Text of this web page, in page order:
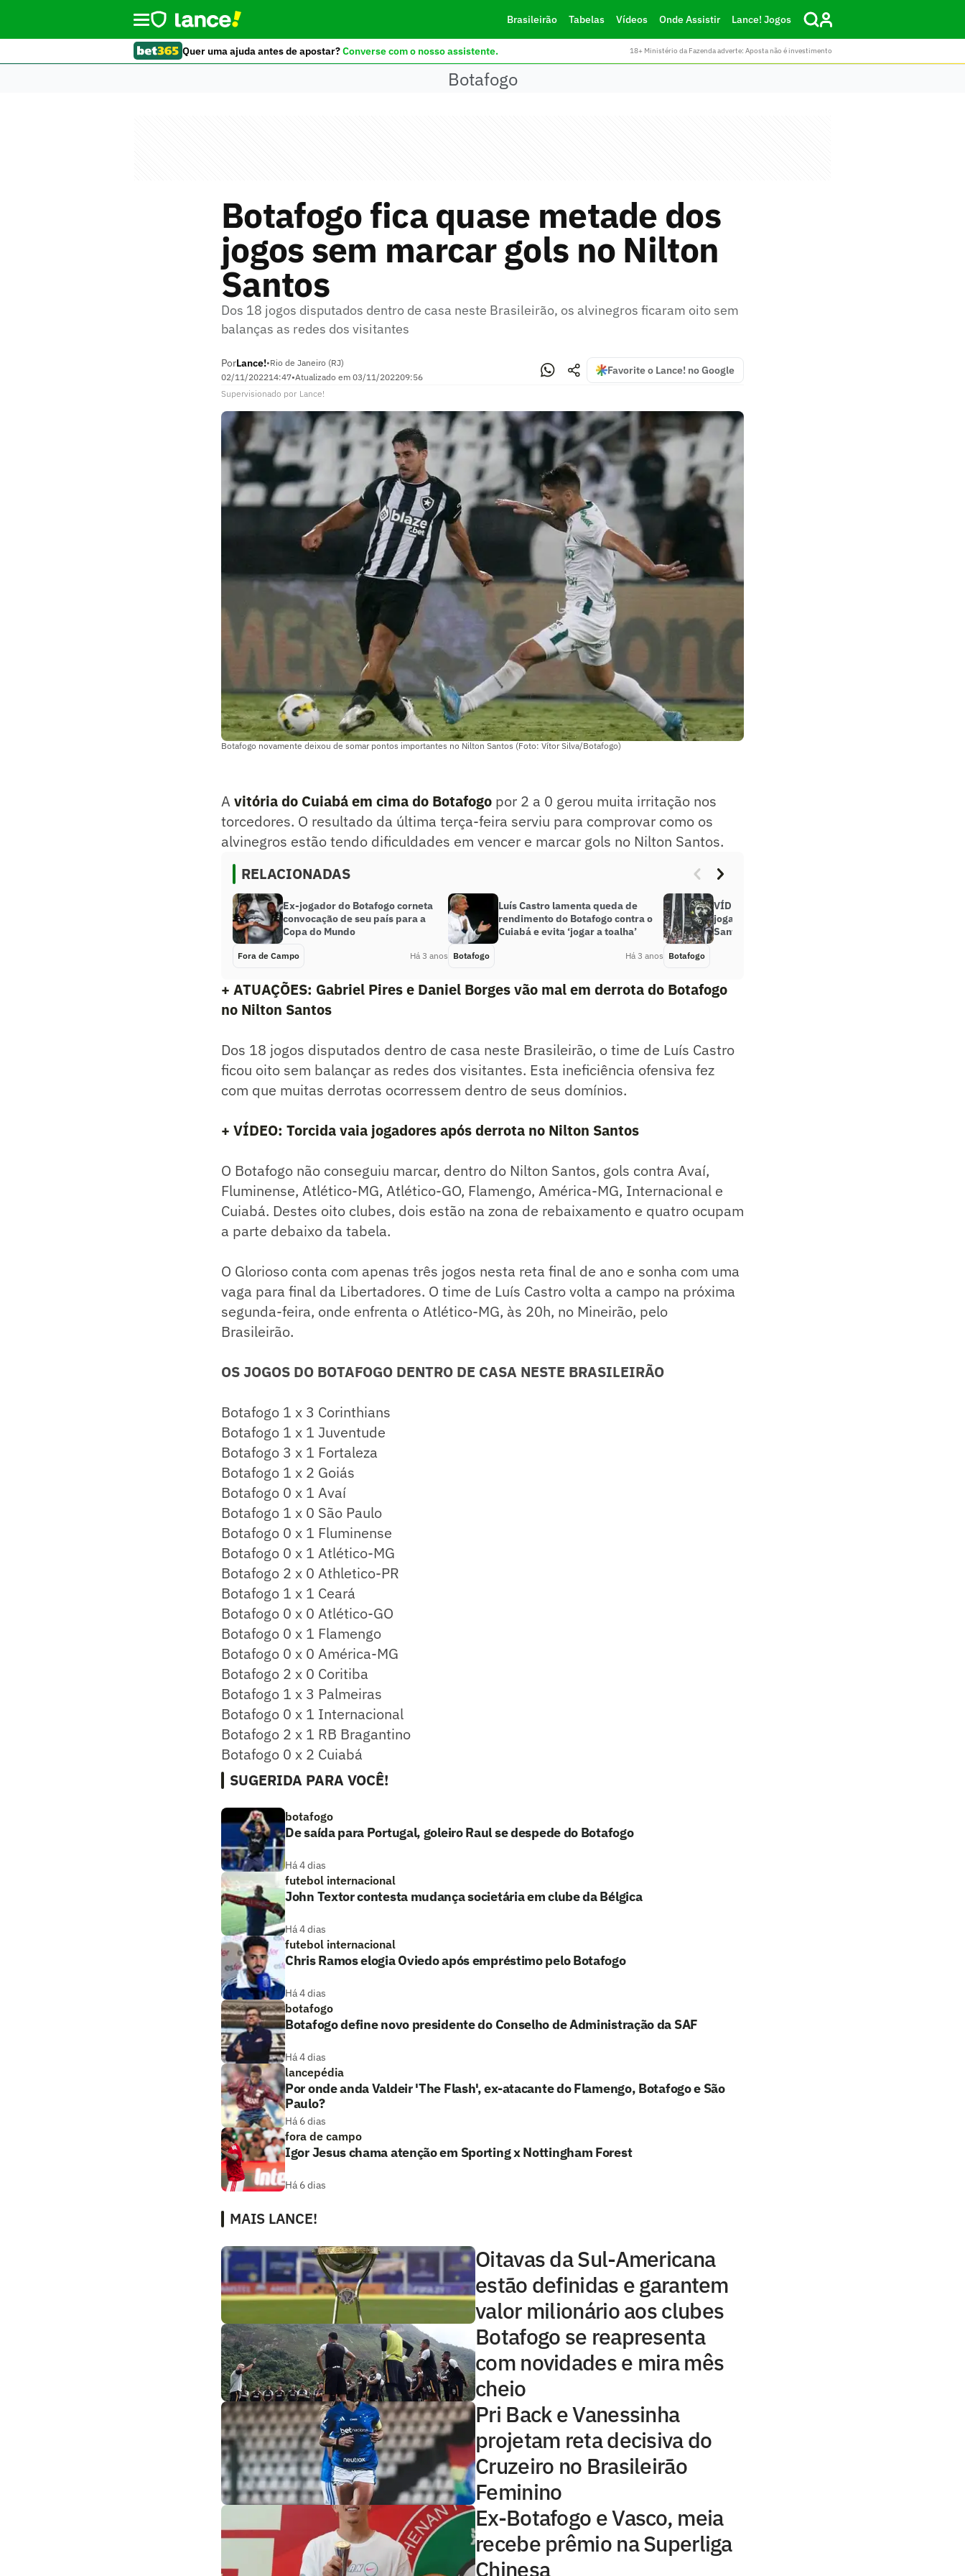
Brasileirão Tabelas Vídeos Onde Assistir Lance! Jogos
Quer uma ajuda antes de apostar?Converse com o nosso assistente. 18+ Ministério da Fazenda adverte: Aposta não é investimento
Botafogo
Botafogo fica quase metade dos
jogos sem marcar gols no Nilton
Santos
Dos 18 jogos disputados dentro de casa neste Brasileirão, os alvinegros ficaram oito sem
balanças as redes dos visitantes
PorLance!•Rio de Janeiro (RJ)
02/11/202214:47•Atualizado em 03/11/202209:56
Favorite o Lance! no Google
Supervisionado por Lance!
Botafogo novamente deixou de somar pontos importantes no Nilton Santos (Foto: Vítor Silva/Botafogo)
Avitória do Cuiabá em cima do Botafogo por 2 a 0 gerou muita irritação nos
torcedores. O resultado da última terça-feira serviu para comprovar como os
alvinegros estão tendo dificuldades em vencer e marcar gols no Nilton Santos.
RELACIONADAS
Ex-jogador do Botafogo corneta
convocação de seu país para a
Copa do Mundo
Fora de Campo Há 3 anos
Luís Castro lamenta queda de
rendimento do Botafogo contra o
Cuiabá e evita ‘jogar a toalha’
Botafogo Há 3 anos
VÍDEO: Torcida do Botafogo vaia
jogadores após derrota no Nilton
Santos
Botafogo
+ ATUAÇÕES: Gabriel Pires e Daniel Borges vão mal em derrota do Botafogo
no Nilton Santos
Dos 18 jogos disputados dentro de casa neste Brasileirão, o time de Luís Castro
ficou oito sem balançar as redes dos visitantes. Esta ineficiência ofensiva fez
com que muitas derrotas ocorressem dentro de seus domínios.
+ VÍDEO: Torcida vaia jogadores após derrota no Nilton Santos
O Botafogo não conseguiu marcar, dentro do Nilton Santos, gols contra Avaí,
Fluminense, Atlético-MG, Atlético-GO, Flamengo, América-MG, Internacional e
Cuiabá. Destes oito clubes, dois estão na zona de rebaixamento e quatro ocupam
a parte debaixo da tabela.
O Glorioso conta com apenas três jogos nesta reta final de ano e sonha com uma
vaga para final da Libertadores. O time de Luís Castro volta a campo na próxima
segunda-feira, onde enfrenta o Atlético-MG, às 20h, no Mineirão, pelo
Brasileirão.
OS JOGOS DO BOTAFOGO DENTRO DE CASA NESTE BRASILEIRÃO
Botafogo 1 x 3 Corinthians
Botafogo 1 x 1 Juventude
Botafogo 3 x 1 Fortaleza
Botafogo 1 x 2 Goiás
Botafogo 0 x 1 Avaí
Botafogo 1 x 0 São Paulo
Botafogo 0 x 1 Fluminense
Botafogo 0 x 1 Atlético-MG
Botafogo 2 x 0 Athletico-PR
Botafogo 1 x 1 Ceará
Botafogo 0 x 0 Atlético-GO
Botafogo 0 x 1 Flamengo
Botafogo 0 x 0 América-MG
Botafogo 2 x 0 Coritiba
Botafogo 1 x 3 Palmeiras
Botafogo 0 x 1 Internacional
Botafogo 2 x 1 RB Bragantino
​Botafogo 0 x 2 Cuiabá
SUGERIDA PARA VOCÊ!
botafogo
De saída para Portugal, goleiro Raul se despede do Botafogo
Há 4 dias
futebol internacional
John Textor contesta mudança societária em clube da Bélgica
Há 4 dias
futebol internacional
Chris Ramos elogia Oviedo após empréstimo pelo Botafogo
Há 4 dias
botafogo
Botafogo define novo presidente do Conselho de Administração da SAF
Há 4 dias
lancepédia
Por onde anda Valdeir 'The Flash', ex-atacante do Flamengo, Botafogo e São
Paulo?
Há 6 dias
fora de campo
Igor Jesus chama atenção em Sporting x Nottingham Forest
Há 6 dias
MAIS LANCE!
Oitavas da Sul-Americana
estão definidas e garantem
valor milionário aos clubes
Botafogo se reapresenta
com novidades e mira mês
cheio
Pri Back e Vanessinha
projetam reta decisiva do
Cruzeiro no Brasileirão
Feminino
Ex-Botafogo e Vasco, meia
recebe prêmio na Superliga
Chinesa